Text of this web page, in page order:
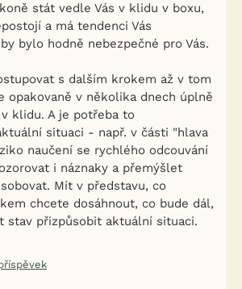
stát vedle Vás v klidu v boxu,
a má tendenci Vás
bylo hodně nebezpečné pro Vás.
s dalším krokem až v tom
opakovaně v několika dnech úplně
klidu. A je potřeba to
situaci - např. v části "hlava
naučení se rychlého odcouvání
i náznaky a přemýšlet
Mít v představu, co
chcete dosáhnout, co bude dál,
stav přizpůsobit aktuální situaci.